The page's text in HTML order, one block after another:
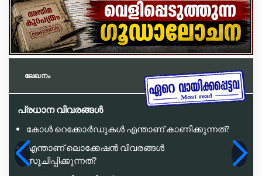
ലേഖനം
പ്രധാന വിവരങ്ങൾ
കോൾ റെക്കോർഡുകൾ എന്താണ് കാണിക്കുന്നത്?
എന്താണ് ലൊക്കേഷൻ വിവരങ്ങൾ
സൂചിപ്പിക്കുന്നത്?